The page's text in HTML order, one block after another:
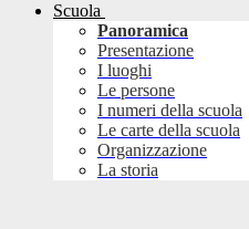
Scuola
Panoramica
Presentazione
I luoghi
Le persone
I numeri della scuola
Le carte della scuola
Organizzazione
La storia